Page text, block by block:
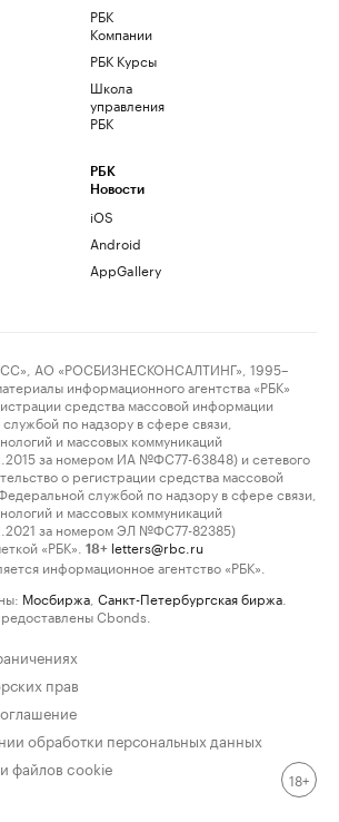
РБК
Компании
РБК Курсы
Школа
управления
РБК
РБК
Новости
iOS
Android
AppGallery
АО «РОСБИЗНЕСКОНСАЛТИНГ», 1995–
информационного агентства «РБК»
средства массовой информации
по надзору в сфере связи,
и массовых коммуникаций
за номером ИА №ФС77-63848) и сетевого
о регистрации средства массовой
службой по надзору в сфере связи,
и массовых коммуникаций
за номером ЭЛ №ФС77-82385)
«РБК».
18+ letters@rbc.ru
информационное агентство «РБК».
Мосбиржа Санкт-Петербургская биржа
Cbonds.
прав
обработки персональных данных
файлов cookie
18+